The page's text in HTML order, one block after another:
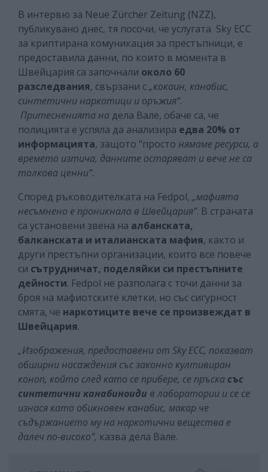
В интервю за Neue Zürcher Zeitung (NZZ),
публикувано днес, тя посочи, че услугата Sky ECC
за криптирана комуникация за престъпници, е
предоставила данни, по които в момента в
Швейцария са започнали около 60
разследвания, свързани с„кокаин, канабис,
синтетични наркотици и оръжия“.
Притесненията на дела Вале, обаче са, че
полицията е успяла да анализира едва 20% от
информацията, защото "просто нямаме ресурси, а
времето изтича, данните остаряват и вече не са
толкова ценни”.
Според ръководителката на Fedpol, „мафията
несъмнено е проникнала в Швейцария”. В страната
са установени звена на албанската,
балканската и италианската мафия, както и
други престъпни организации, които все повече
си сътрудничат, поделяйки си престъпните
дейности. Fedpol не разполага с точи данни за
броя на мафиотските клетки, но със сигурност
смята, че наркотиците вече се произвеждат в
Швейцария.
„Изображения, предоставени от Sky ECC, показват
обширни насаждения със законно култивиран
коноп, който след като се прибере, се пръска със
синтетични канабиноиди в лаборатории и се се
изнася като обикновен канабис, макар че
съдържанието му на наркотични вещества е
далеч по-високо”, казва дела Вале.